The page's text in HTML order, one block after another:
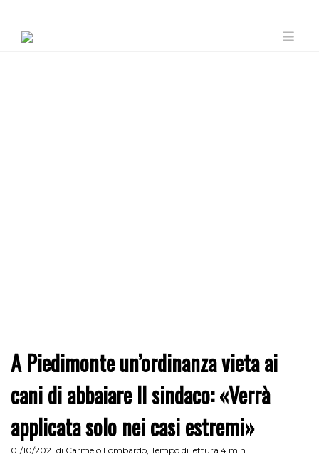
A Piedimonte un’ordinanza vieta ai
cani di abbaiare Il sindaco: «Verrà
applicata solo nei casi estremi»
01/10/2021 di Carmelo Lombardo, Tempo di lettura 4 min